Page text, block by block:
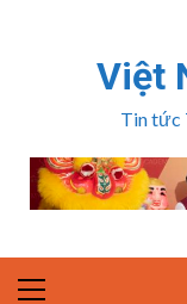
Việt
Tin tức